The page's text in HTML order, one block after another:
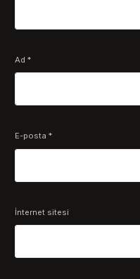
Ad*
E-posta*
İnternet sitesi